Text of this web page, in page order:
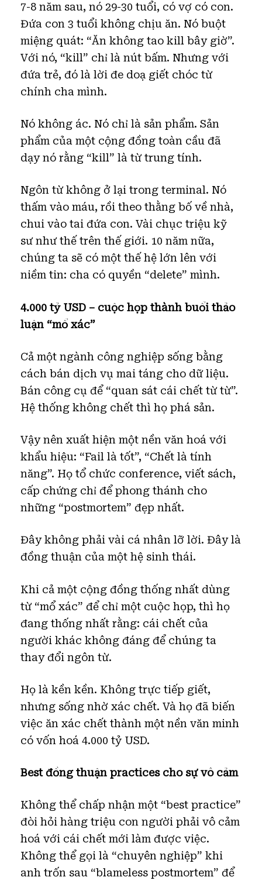
7-8 năm sau, nó 29-30 tuổi, có vợ có con.
Đứa con 3 tuổi không chịu ăn. Nó buột
miệng quát: “Ăn không tao kill bây giờ”.
Với nó, “kill” chỉ là nút bấm. Nhưng với
đứa trẻ, đó là lời đe doạ giết chóc từ
chính cha mình.
Nó không ác. Nó chỉ là sản phẩm. Sản
phẩm của một cộng đồng toàn cầu đã
dạy nó rằng “kill” là từ trung tính.
Ngôn từ không ở lại trong terminal. Nó
thấm vào máu, rồi theo thằng bố về nhà,
chui vào tai đứa con. Vài chục triệu kỹ
sư như thế trên thế giới. 10 năm nữa,
chúng ta sẽ có một thế hệ lớn lên với
niềm tin: cha có quyền “delete” mình.
4.000 tỷ USD – cuộc họp thành buổi thảo
luận “mổ xác”
Cả một ngành công nghiệp sống bằng
cách bán dịch vụ mai táng cho dữ liệu.
Bán công cụ để “quan sát cái chết từ từ”.
Hệ thống không chết thì họ phá sản.
Vậy nên xuất hiện một nền văn hoá với
khẩu hiệu: “Fail là tốt”, “Chết là tính
năng”. Họ tổ chức conference, viết sách,
cấp chứng chỉ để phong thánh cho
những “postmortem” đẹp nhất.
Đây không phải vài cá nhân lỡ lời. Đây là
đồng thuận của một hệ sinh thái.
Khi cả một cộng đồng thống nhất dùng
từ “mổ xác” để chỉ một cuộc họp, thì họ
đang thống nhất rằng: cái chết của
người khác không đáng để chúng ta
thay đổi ngôn từ.
Họ là kền kền. Không trực tiếp giết,
nhưng sống nhờ xác chết. Và họ đã biến
việc ăn xác chết thành một nền văn minh
có vốn hoá 4.000 tỷ USD.
Best đồng thuận practices cho sự vô cảm
Không thể chấp nhận một “best practice”
đòi hỏi hàng triệu con người phải vô cảm
hoá với cái chết mới làm được việc.
Không thể gọi là “chuyên nghiệp” khi
anh trốn sau “blameless postmortem” để